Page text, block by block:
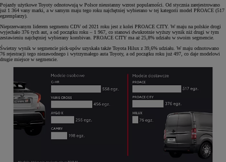
Pojazdy użytkowe Toyoty odnotowują w Polsce nieustanny wzrost popularności. Od stycznia zarejestrowano
już 1 364 vany marki, a w samym maju tego roku najchętniej wybierano w tej kategorii model PROACE (517
egzemplarzy).
Nieprzerwanym liderem segmentu CDV od 2021 roku jest z kolei PROACE CITY. W maju na polskie drogi
wyjechało 376 tych aut, a od początku roku – 1 967, co stanowi dwukrotnie wyższy wynik niż drugi w tym
zestawieniu najchętniej wybierany kombivan. PROACE CITY ma aż 25,8% udziału w swoim segmencie.
Świetny wynik w segmencie pick-upów uzyskała także Toyota Hilux z 39,6% udziału. W maju odnotowano
76 rejestracji tego niezawodnego i wytrzymałego auta Toyoty, a od początku roku już 497, co daje modelowi
drugie miejsce w segmencie.